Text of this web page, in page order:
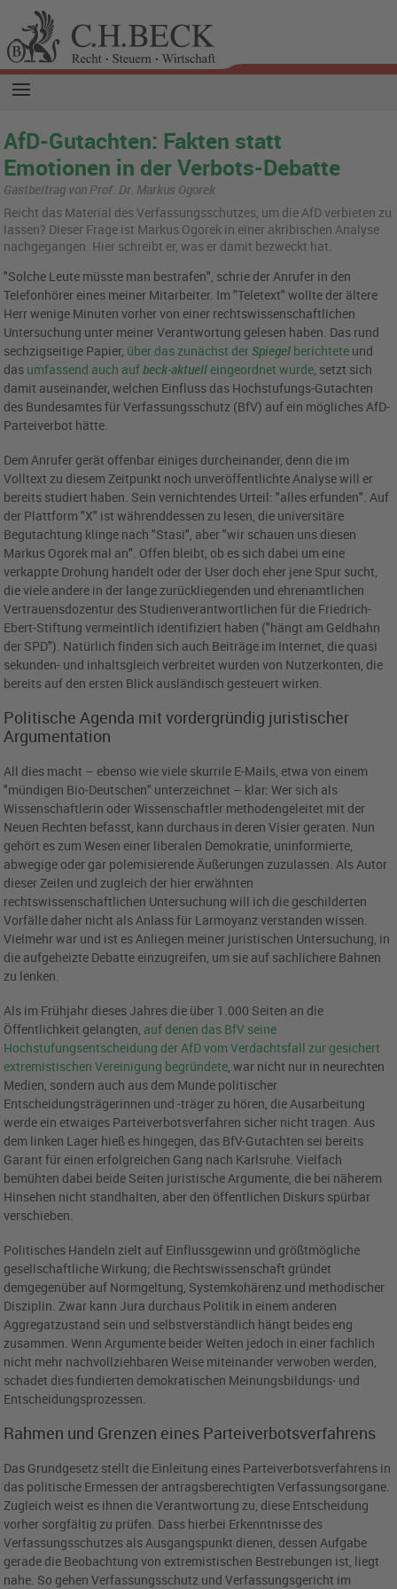
AfD-Gutachten: Fakten statt
Emotionen in der Verbots-Debatte
Gastbeitrag von Prof. Dr. Markus Ogorek
Reicht das Ma­te­ri­al des Ver­fas­sungs­schut­zes, um die AfD ver­bie­ten zu
las­sen? Die­ser Frage ist Mar­kus Ogo­rek in einer akri­bi­schen Ana­ly­se
nach­ge­gan­gen. Hier schreibt er, was er damit be­zweckt hat.
"Solche Leute müsste man bestrafen", schrie der Anrufer in den
Telefonhörer eines meiner Mitarbeiter. Im "Teletext" wollte der ältere
Herr wenige Minuten vorher von einer rechtswissenschaftlichen
Untersuchung unter meiner Verantwortung gelesen haben. Das rund
sechzigseitige Papier, über das zunächst der Spiegel berichtete und
das umfassend auch aufbeck-aktuell eingeordnet wurde , setzt sich
damit auseinander, welchen Einfluss das Hochstufungs-Gutachten
des Bundesamtes für Verfassungsschutz (BfV) auf ein mögliches AfD-
Parteiverbot hätte.
Dem Anrufer gerät offenbar einiges durcheinander, denn die im
Volltext zu diesem Zeitpunkt noch unveröffentlichte Analyse will er
bereits studiert haben. Sein vernichtendes Urteil: "alles erfunden". Auf
der Plattform "X" ist währenddessen zu lesen, die universitäre
Begutachtung klinge nach "Stasi", aber "wir schauen uns diesen
Markus Ogorek mal an". Offen bleibt, ob es sich dabei um eine
verkappte Drohung handelt oder der User doch eher jene Spur sucht,
die viele andere in der lange zurückliegenden und ehrenamtlichen
Vertrauensdozentur des Studienverantwortlichen für die Friedrich-
Ebert-Stiftung vermeintlich identifiziert haben ("hängt am Geldhahn
der SPD"). Natürlich finden sich auch Beiträge im Internet, die quasi
sekunden- und inhaltsgleich verbreitet wurden von Nutzerkonten, die
bereits auf den ersten Blick ausländisch gesteuert wirken.
Politische Agenda mit vordergründig juristischer
Argumentation
All dies macht – ebenso wie viele skurrile E-Mails, etwa von einem
"mündigen Bio-Deutschen" unterzeichnet – klar: Wer sich als
Wissenschaftlerin oder Wissenschaftler methodengeleitet mit der
Neuen Rechten befasst, kann durchaus in deren Visier geraten. Nun
gehört es zum Wesen einer liberalen Demokratie, uninformierte,
abwegige oder gar polemisierende Äußerungen zuzulassen. Als Autor
dieser Zeilen und zugleich der hier erwähnten
rechtswissenschaftlichen Untersuchung will ich die geschilderten
Vorfälle daher nicht als Anlass für Larmoyanz verstanden wissen.
Vielmehr war und ist es Anliegen meiner juristischen Untersuchung, in
die aufgeheizte Debatte einzugreifen, um sie auf sachlichere Bahnen
zu lenken.
Als im Frühjahr dieses Jahres die über 1.000 Seiten an die
Öffentlichkeit gelangten, auf denen das BfV seine
Hochstufungsentscheidung der AfD vom Verdachtsfall zur gesichert
extremistischen Vereinigung begründete , war nicht nur in neurechten
Medien, sondern auch aus dem Munde politischer
Entscheidungsträgerinnen und -träger zu hören, die Ausarbeitung
werde ein etwaiges Parteiverbotsverfahren sicher nicht tragen. Aus
dem linken Lager hieß es hingegen, das BfV-Gutachten sei bereits
Garant für einen erfolgreichen Gang nach Karlsruhe. Vielfach
bemühten dabei beide Seiten juristische Argumente, die bei näherem
Hinsehen nicht standhalten, aber den öffentlichen Diskurs spürbar
verschieben.
Politisches Handeln zielt auf Einflussgewinn und größtmögliche
gesellschaftliche Wirkung; die Rechtswissenschaft gründet
demgegenüber auf Normgeltung, Systemkohärenz und methodischer
Disziplin. Zwar kann Jura durchaus Politik in einem anderen
Aggregatzustand sein und selbstverständlich hängt beides eng
zusammen. Wenn Argumente beider Welten jedoch in einer fachlich
nicht mehr nachvollziehbaren Weise miteinander verwoben werden,
schadet dies fundierten demokratischen Meinungsbildungs- und
Entscheidungsprozessen.
Rahmen und Grenzen eines Parteiverbotsverfahrens
Das Grundgesetz stellt die Einleitung eines Parteiverbotsverfahrens in
das politische Ermessen der antragsberechtigten Verfassungsorgane.
Zugleich weist es ihnen die Verantwortung zu, diese Entscheidung
vorher sorgfältig zu prüfen. Dass hierbei Erkenntnisse des
Verfassungsschutzes als Ausgangspunkt dienen, dessen Aufgabe
gerade die Beobachtung von extremistischen Bestrebungen ist, liegt
nahe. So gehen Verfassungsschutz und Verfassungsgericht im